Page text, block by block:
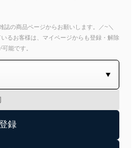
の商品ページからお願いします。／~＼
るお客様は、マイページからも登録・解除
能です。